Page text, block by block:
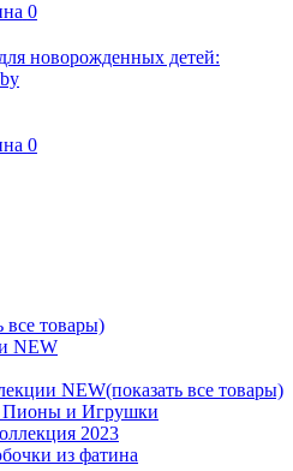
0
0
все товары)
NEW
NEW(показать все товары)
Пионы и Игрушки
2023
из фатина